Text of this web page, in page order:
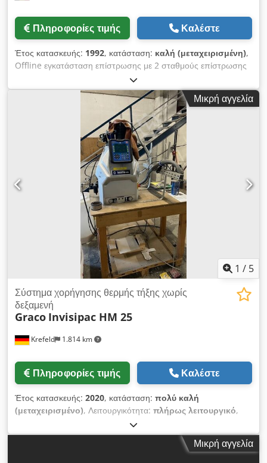
Πληροφορίες τιμής Καλέστε
Έτος κατασκευής: 1992, κατάσταση: καλή (μεταχειρισμένη),
Offline εγκατάσταση επίστρωσης με 2 σταθμούς επίστρωσης
και ξήρανσης. Προφίλ, μέτρηση υγρασίας με ηλεκτρική
υπέρυθρη ακτινοβολία ή παλμική μέτρηση (Voith).
Χαρακτηριστικά: * Χωρητικότητα: μέγ. ~184.000 τόν./έτος *
Πλάτος: 4.800 mm * Ταχύτητα: μέγ. 1.400 μ/λεπτό *
Διάμετρος jumbo ρολού: μέγ. 2.600 mm * Βάρος επίστρωσης:
6–14 g/m² (ανά πλευρά) * QCS σύστημα: Lippke | Honeywell
* DCS σύστημα: Siemens | Teleperm Credpjzdn H Defx Ab
Μικρή αγγελία
1 / 5
Krefeld 1.814 km
Σύστημα χορήγησης θερμής τήξης χωρίς
δεξαμενή
Graco Invisipac HM 25
Πληροφορίες τιμής Καλέστε
Έτος κατασκευής: 2020, κατάσταση: πολύ καλή
(μεταχειρισμένο), Λειτουργικότητα: πλήρως λειτουργικό,
Σύστημα χορήγησης θερμής τήξης Graco Tank Free Invisipac
HM 25 Έτος 2020 Για την παροχή και διανομή σφαιριδίων
θερμής τήξης κόλλας. Μόνο για επαγγελματική χρήση. Μέγιστη
Μικρή αγγελία